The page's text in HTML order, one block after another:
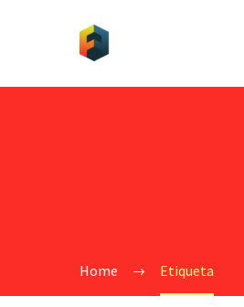
Home Etiqueta